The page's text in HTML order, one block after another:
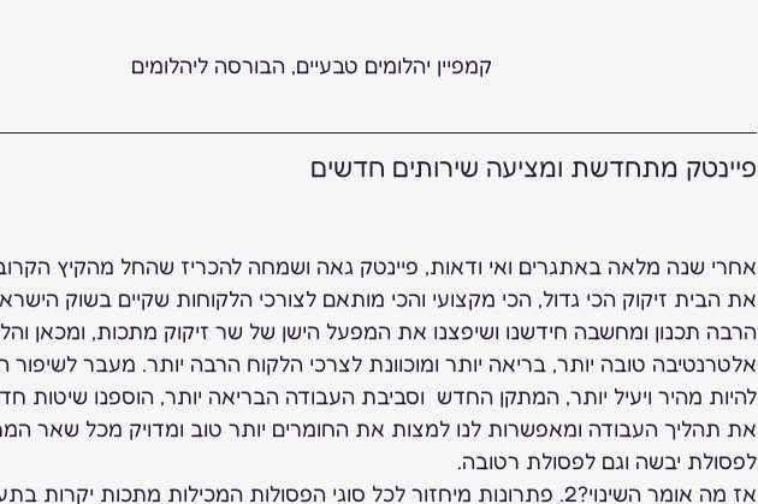
קמפיין יהלומים טבעיים, הבורסה ליהלומים
פיינטק מתחדשת ומציעה שירותים חדשים
אחרי שנה מלאה באתגרים ואי ודאות, פיינטק גאה ושמחה להכריז שהחל מהקיץ
את הבית זיקוק הכי גדול, הכי מקצועי והכי מותאם לצורכי הלקוחות שקיים בשוק
הרבה תכנון ומחשבה חידשנו ושיפצנו את המפעל הישן של שר זיקוק מתכות, ומכאן
אלטרנטיבה טובה יותר, בריאה יותר ומוכוונת לצרכי הלקוח הרבה יותר. מעבר לשיפור
להיות מהיר ויעיל יותר, המתקן החדש  וסביבת העבודה הבריאה יותר, הוספנו שיטות
את תהליך העבודה ומאפשרות לנו למצות את החומרים יותר טוב ומדויק מכל שאר
לפסולת יבשה וגם לפסולת רטובה.